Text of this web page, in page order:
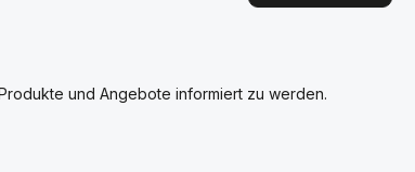
und Angebote informiert zu werden.